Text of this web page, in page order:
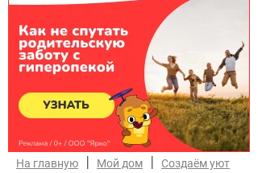
На главную | Мой дом | Создаём уют